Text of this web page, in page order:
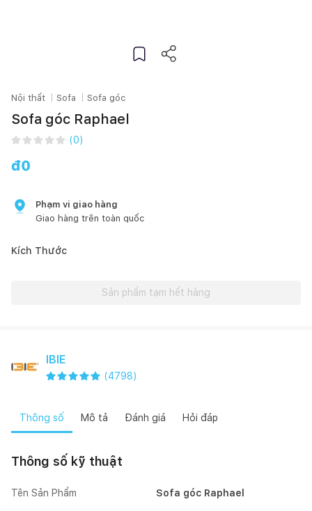
Nội thất Sofa Sofa góc
Sofa góc Raphael
(0)
đ0
Phạm vi giao hàng
Giao hàng trên toàn quốc
Kích Thước
Sản phẩm tạm hết hàng
IBIE
(4798)
Thông số Mô tả Đánh giá Hỏi đáp
Thông số kỹ thuật
Tên Sản Phẩm Sofa góc Raphael